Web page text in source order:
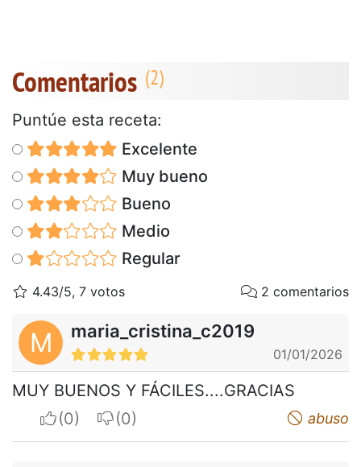
Comentarios
Puntúe esta receta:
Excelente
Muy bueno
Bueno
Medio
Regular
4.43/5, 7 votos 2 comentarios
M maria_cristina_c2019
01/01/2026
MUY BUENOS Y FÁCILES....GRACIAS
I apreciateI do not appreciate abuso